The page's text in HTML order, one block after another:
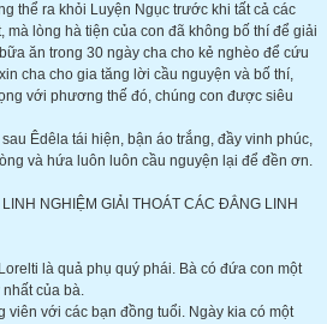
thể ra khỏi Luyện Ngục trước khi tất cả các
mà lòng hà tiện của con đã không bố thí để giải
ăn trong 30 ngày cha cho kẻ nghèo để cứu
cha cho gia tăng lời cầu nguyện và bố thí,
với phương thế đó, chúng con được siêu
Êdêla tái hiện, bận áo trắng, đầy vinh phúc,
và hứa luôn luôn cầu nguyện lại để đền ơn.
NGHIỆM GIẢI THOÁT CÁC ĐẲNG LINH
là quả phụ quý phái. Bà có đứa con một
của bà.
viên với các bạn đồng tuổi. Ngày kia có một